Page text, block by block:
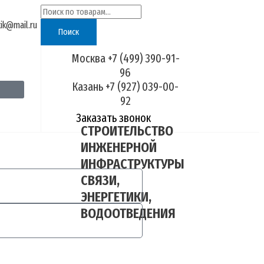
Искать:
Поиск
СТРОИТЕЛЬСТВО
ИНЖЕНЕРНОЙ
ИНФРАСТРУКТУРЫ
СВЯЗИ,
ЭНЕРГЕТИКИ,
ВОДООТВЕДЕНИЯ
Москва +7 (499) 390-91-
96
Казань +7 (927) 039-00-
92
Заказать звонок